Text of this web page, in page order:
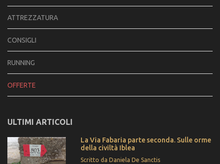
ATTREZZATURA
CONSIGLI
RUNNING
OFFERTE
ULTIMI ARTICOLI
La Via Fabaria parte seconda. Sulle orme
della civiltà Iblea
Scritto da Daniela De Sanctis